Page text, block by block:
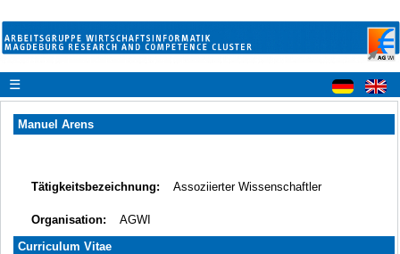
☰
Manuel Arens
Tätigkeitsbezeichnung: Assoziierter Wissenschaftler
Organisation:
AGWI
Curriculum Vitae